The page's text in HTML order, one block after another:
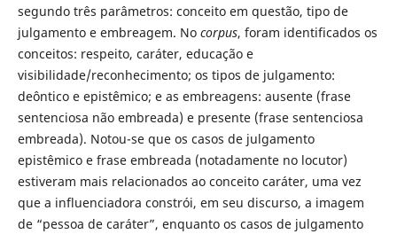
segundo três parâmetros: conceito em questão, tipo de
julgamento e embreagem. No corpus, foram identificados os
conceitos: respeito, caráter, educação e
visibilidade/reconhecimento; os tipos de julgamento:
deôntico e epistêmico; e as embreagens: ausente (frase
sentenciosa não embreada) e presente (frase sentenciosa
embreada). Notou-se que os casos de julgamento
epistêmico e frase embreada (notadamente no locutor)
estiveram mais relacionados ao conceito caráter, uma vez
que a influenciadora constrói, em seu discurso, a imagem
de “pessoa de caráter”, enquanto os casos de julgamento